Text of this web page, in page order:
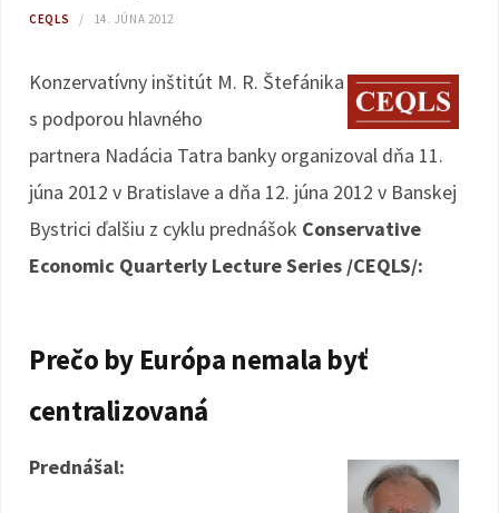
o e
CEQLS 14. JÚNA 2012
Konzervatívny inštitút M. R. Štefánika
s podporou hlavného
partnera Nadácia Tatra banky organizoval dňa 11.
júna 2012 v Bratislave a dňa 12. júna 2012 v Banskej
Bystrici ďalšiu z cyklu prednášok Conservative
Economic Quarterly Lecture Series /CEQLS/:
Prečo by Európa nemala byť
centralizovaná
Prednášal: